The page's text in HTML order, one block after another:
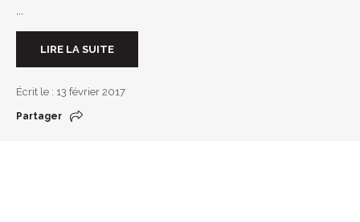
LIRE LA SUITE
Écrit le : 13 février 2017
Partager